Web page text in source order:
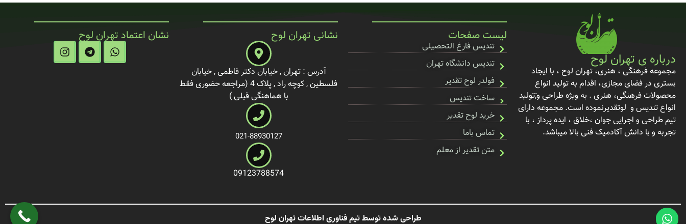
درباره ی تهران لوح
مجموعه فرهنگی ، هنری، تهران لوح ، با ایجاد
بستری در فضای مجازی، اقدام به تولید انواع
محصولات فرهنگی، هنری . به ویژه طراحی و;تولید
انواع تندیس و لوتقدیرنموده است. مجموعه دارای
تیم طراحی و اجرایی جوان ،خلاق ، ایده پرداز ، با
تجربه و با دانش آکادمیک فنی بالا میباشد.
لیست صفحات
تندیس فارغ التحصیلی
تندیس دانشگاه تهران
فولدر لوح تقدیر
ساخت تندیس
خرید لوح تقدیر
تماس باما
متن تقدیر از معلم
نشانی تهران لوح
آدرس : تهران , خیابان دکتر فاطمی , خیابان
فلسطین , کوچه راد , پلاک 4 (مراجعه حضوری فقط
با هماهنگی قبلی )
021-88930127
09123788574
نشان اعتماد تهران لوح
طراحی شده توسط تیم فناوری اطلاعات تهران لوح